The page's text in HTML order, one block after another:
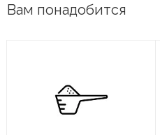
Вам понадобится